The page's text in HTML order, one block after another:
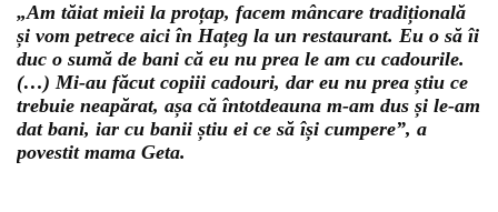
„Am tăiat mieii la proțap, facem mâncare tradițională
și vom petrece aici în Hațeg la un restaurant. Eu o să îi
duc o sumă de bani că eu nu prea le am cu cadourile.
(…) Mi-au făcut copiii cadouri, dar eu nu prea știu ce
trebuie neapărat, așa că întotdeauna m-am dus și le-am
dat bani, iar cu banii știu ei ce să își cumpere”, a
povestit mama Geta.